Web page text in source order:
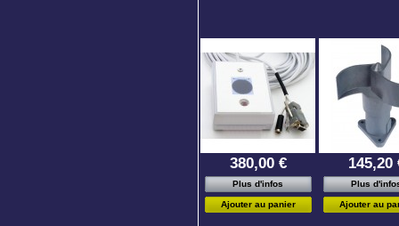
380,00 €
Plus d'infos
Ajouter au panier
145,20
Plus
Ajouter au